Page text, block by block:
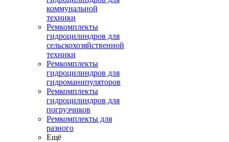
коммунальной
техники
Ремкомплекты
гидроцилиндров для
сельскохозяйственной
техники
Ремкомплекты
гидроцилиндров для
гидроманипуляторов
Ремкомплекты
гидроцилиндров для
погрузчиков
Ремкомплекты для
разного
Ещё